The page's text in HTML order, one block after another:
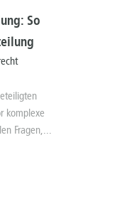
So
komplexe
Fragen,...